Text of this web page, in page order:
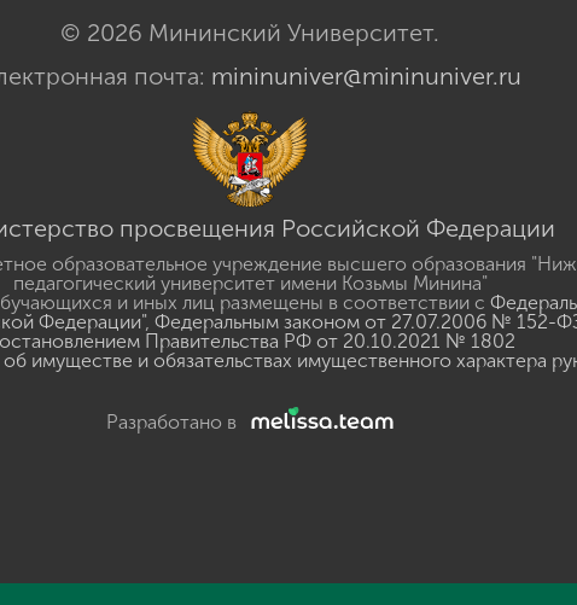
© 2026 Мининский Университет.
почта: mininuniver@mininuniver.ru
просвещения Российской Федерации
образовательное учреждение высшего образования
педагогический университет имени Козьмы Минина"
и иных лиц размещены в соответствии с
Федерации", Федеральным законом от 27.07.2006 № 152-
Правительства РФ от 20.10.2021 № 1802
имуществе и обязательствах имущественного характера
Разработано в